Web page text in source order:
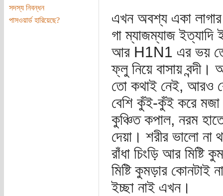
সদস্য নিবন্ধন
পাসওয়ার্ড হারিয়েছে?
এখন অবশ্য একা
গা ম্যাজম্যাজ ইত্যাদি
আর H1N1 এর ভয় তো
ফ্লু নিয়ে বাসায়
তো কথাই নেই, আরও
বেশি কুঁই-কুঁই করে
কুঞ্চিত কপাল, নরম
দেয়া। শরীর ভালো
রাঁধা চিংড়ি আর মিষ্টি
মিষ্টি কুমড়ার কোনটাই
ইচ্ছা নাই এখন।